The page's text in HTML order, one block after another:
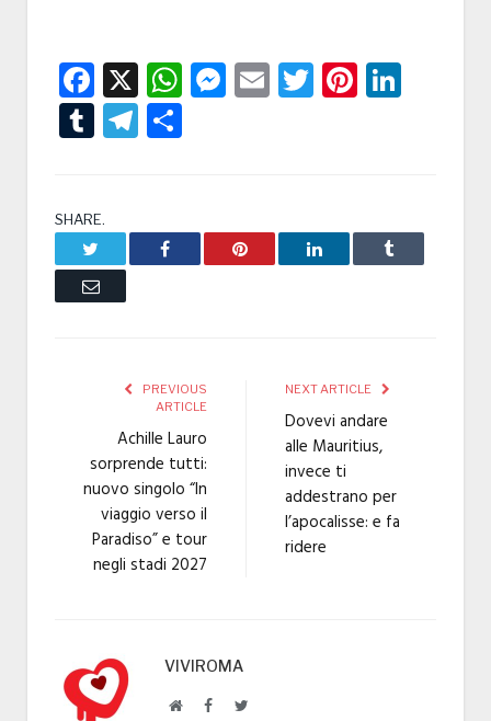
Facebook
X WhatsApp
Messenger
EmailTwitter
TumblrTelegram
SHARE.
Facebook Pinterest LinkedIn Tumblr
Email
PREVIOUS
ARTICLE
Achille Lauro
sorprende tutti:
nuovo singolo “In
viaggio verso il
Paradiso” e tour
negli stadi 2027
NEXT ARTICLE
Dovevi andare
alle Mauritius,
invece ti
addestrano per
l’apocalisse: e fa
ridere
VIVIROMA
WebsiteFacebookTwitter